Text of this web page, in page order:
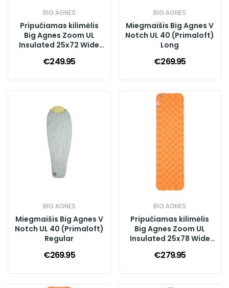
BIG AGNES
Pripučiamas kilimėlis
Big Agnes Zoom UL
Insulated 25x72 Wide
€249.95
BIG AGNES
Miegmaišis Big Agnes V
Notch UL 40 (Primaloft)
Long
€269.95
BIG AGNES
Miegmaišis Big Agnes V
Notch UL 40 (Primaloft)
Regular
€269.95
BIG AGNES
Pripučiamas kilimėlis
Big Agnes Zoom UL
Insulated 25x78 Wide
€279.95